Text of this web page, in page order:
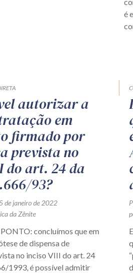
é
autorizar a
em
firmado por
prevista no
do art. 24 da
93?
de janeiro de 2022
da Zênite
concluímos que em
de dispensa de
no inciso VIII do art. 24
1993, é possível admitir